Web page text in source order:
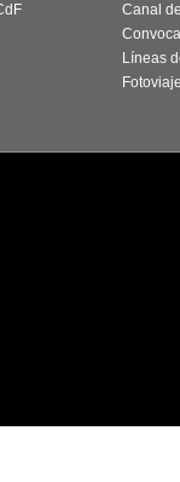
Canal
Líneas